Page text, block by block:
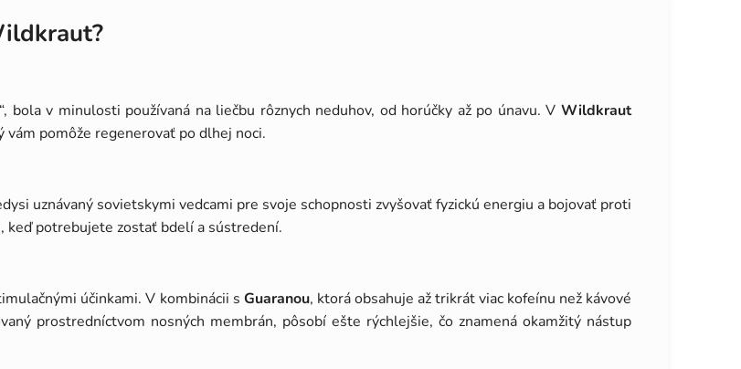
“, bola v minulosti používaná na liečbu rôznych neduhov, od horúčky až po únavu. VWildkraut
pomôže regenerovať po dlhej noci.
uznávaný sovietskymi vedcami pre svoje schopnosti zvyšovať fyzickú energiu a bojovať proti
keď potrebujete zostať bdelí a sústredení.
účinkami. V kombinácii s Guaranou, ktorá obsahuje až trikrát viac kofeínu než kávové
prostredníctvom nosných membrán, pôsobí ešte rýchlejšie, čo znamená okamžitý nástup